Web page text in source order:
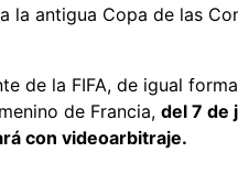
la antigua Copa de las
de la FIFA, de igual
de Francia, del 7 de
con videoarbitraje.